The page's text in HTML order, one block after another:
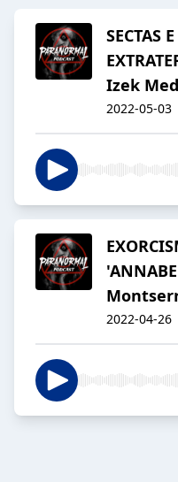
SECTAS
Izek
2022-05-03
2022-04-26